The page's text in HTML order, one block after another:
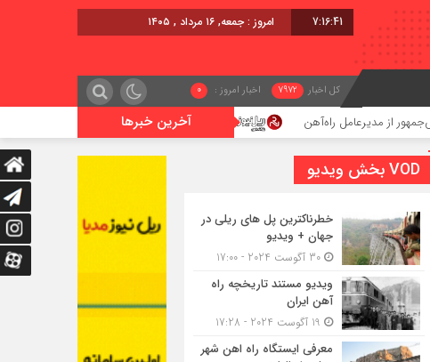
7:16:42 امروز : جمعه, ۱۶ مرداد , ۱۴۰۵
کل اخبار 7972 اخبار امروز : 0
آخرین خبرها
اعزام قطار فوق‌العاده کرمان – خرمشهر
VOD بخش ویدیو
خطرناکترین پل های ریلی در
جهان + ویدیو
ویدیو مستند تاریخچه راه
آهن ایران
معرفی ایستگاه راه اهن شهر